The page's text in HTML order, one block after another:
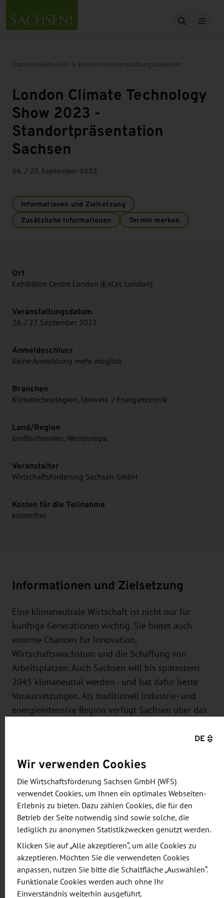
Suche
StartseiteAktuelles & RechercheVeranstaltungskalender
London Climate Technology
Show 2023 -
Standortpräsentation
Sachsen
26. / 27. September 2023
Informationen und Zielsetzung
Zusätzliche Informationen
Termin merken
Ort
Exhibition Centre London (ExCeL London)
Veranstaltungsdatum
26. / 27. September 2023
Anmeldeschluss
Keine Anmeldung mehr möglich
Branchen
Klimatechnologien, Umwelt- / Energietechnik
Land/Region
Großbritannien, Westeuropa
Veranstalter
Wirtschaftsförderung Sachsen GmbH
Kosten für die Teilnahme
kostenfrei
Informationen und Zielsetzung
Eine klimaneutrale Wirtschaft ist nicht nur für
künftige Generationen wichtig. Sie bietet auch
enorme Chancen für Innovation,
Wirtschaftswachstum und die Schaffung von
Arbeitsplätzen. Auch Sachsen will bis spätestens
2045 klimaneutral werden - und hat dafür beste
Voraussetzungen. Als traditionell industrie- und
energieintensive Region verfügt Sachsen über das
Spitzenreitern in Forschung und Entwicklung.
Informieren Sie sich über eine der dynamischsten
Regionen in Deutschland auf einer der wichtigsten
Veranstaltungen in Europa zum Thema Zero Carbon
Economy - der London Climate Technology Show.
Vertreter der Wirtschaftsförderung Sachsen GmbH
(WFS) werden für Sie da sein.
Die WFS ist Dienstleister für Unternehmen aus
DE
Wir verwenden Cookies
Die Wirtschaftsförderung Sachsen GmbH (WFS)
verwendet Cookies, um Ihnen ein optimales Webseiten-
Erlebnis zu bieten. Dazu zählen Cookies, die für den
Betrieb der Seite notwendig sind sowie solche, die
lediglich zu anonymen Statistikzwecken genutzt werden.
Klicken Sie auf „Alle akzeptieren“, um alle Cookies zu
akzeptieren. Möchten Sie die verwendeten Cookies
anpassen, nutzen Sie bitte die Schaltfläche „Auswählen“.
Funktionale Cookies werden auch ohne Ihr
Einverständnis weiterhin ausgeführt.